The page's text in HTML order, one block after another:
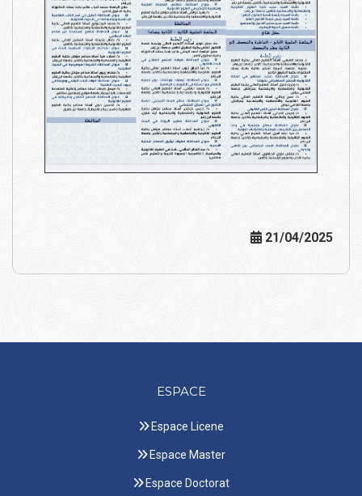
21/04/2025
ESPACE
Espace Licene
Espace Master
Espace Doctorat